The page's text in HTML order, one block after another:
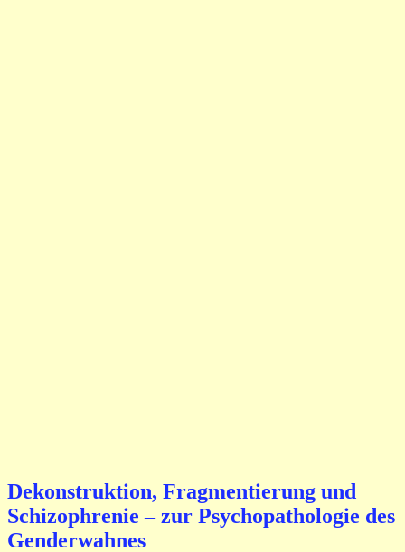
Dekonstruktion, Fragmentierung und
Schizophrenie – zur Psychopathologie des
Genderwahnes